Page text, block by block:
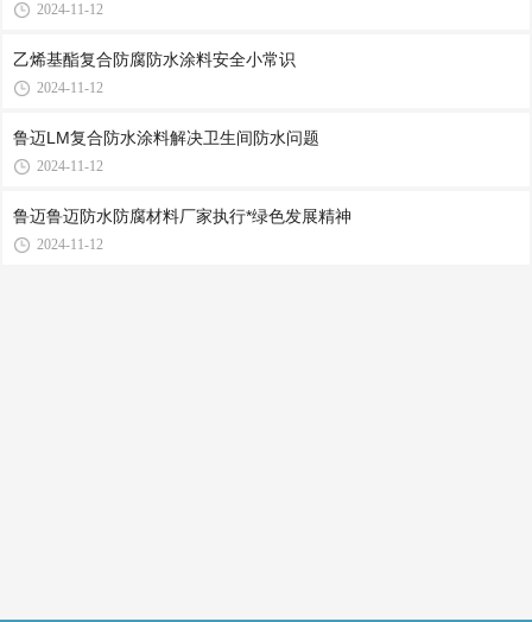
2024-11-12
乙烯基酯复合防腐防水涂料安全小常识
2024-11-12
鲁迈LM复合防水涂料解决卫生间防水问题
2024-11-12
鲁迈鲁迈防水防腐材料厂家执行*绿色发展精神
2024-11-12